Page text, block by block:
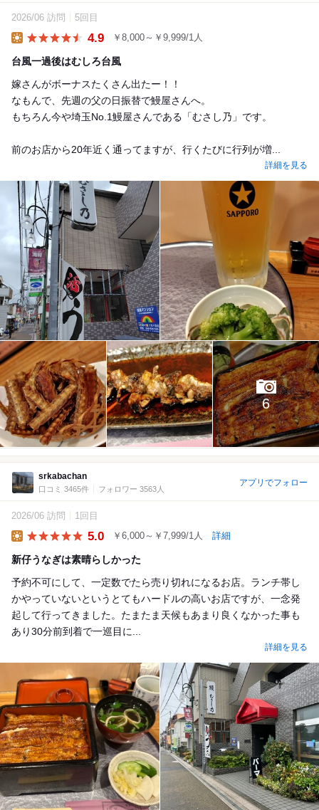
2026/06 訪問 5回目
4.9 ￥8,000～￥9,999/1人
台風一過後はむしろ台風
嫁さんがボーナスたくさん出たー！！
なもんで、先週の父の日振替で鰻屋さんへ。
もちろん今や埼玉No.1鰻屋さんである「むさし乃」です。
前のお店から20年近く通ってますが、行くたびに行列が増...
詳細を見る
6
srkabachan
口コミ 3465件 フォロワー 3563人
アプリでフォロー
2026/06 訪問 1回目
5.0 ￥6,000～￥7,999/1人 詳細
新仔うなぎは素晴らしかった
予約不可にして、一定数でたら売り切れになるお店。ランチ帯し
かやっていないというとてもハードルの高いお店ですが、一念発
起して行ってきました。たまたま天候もあまり良くなかった事も
あり30分前到着で一巡目に...
詳細を見る